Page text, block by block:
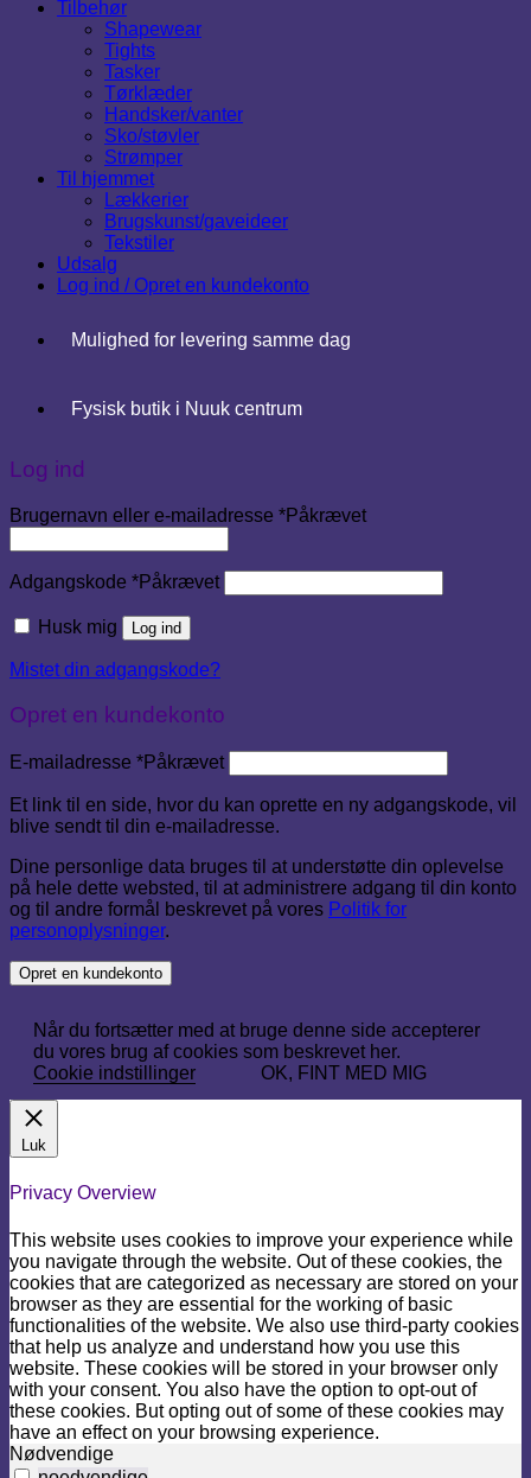
Tilbehør
Shapewear
Tights
Tasker
Tørklæder
Handsker/vanter
Sko/støvler
Strømper
Til hjemmet
Lækkerier
Brugskunst/gaveideer
Tekstiler
Udsalg
Log ind / Opret en kundekonto
Mulighed for levering samme dag
Fysisk butik i Nuuk centrum
Log ind
Brugernavn eller e-mailadresse *Påkrævet
Adgangskode *Påkrævet
Husk mig Log ind
Mistet din adgangskode?
Opret en kundekonto
E-mailadresse *Påkrævet
Et link til en side, hvor du kan oprette en ny adgangskode, vil
blive sendt til din e-mailadresse.
Dine personlige data bruges til at understøtte din oplevelse
på hele dette websted, til at administrere adgang til din konto
og til andre formål beskrevet på vores Politik for
personoplysninger.
Opret en kundekonto
Når du fortsætter med at bruge denne side accepterer
du vores brug af cookies som beskrevet her.
Cookie indstillinger
OK, FINT MED MIG
Luk
Privacy Overview
This website uses cookies to improve your experience while
you navigate through the website. Out of these cookies, the
cookies that are categorized as necessary are stored on your
browser as they are essential for the working of basic
functionalities of the website. We also use third-party cookies
that help us analyze and understand how you use this
website. These cookies will be stored in your browser only
with your consent. You also have the option to opt-out of
these cookies. But opting out of some of these cookies may
have an effect on your browsing experience.
Nødvendige